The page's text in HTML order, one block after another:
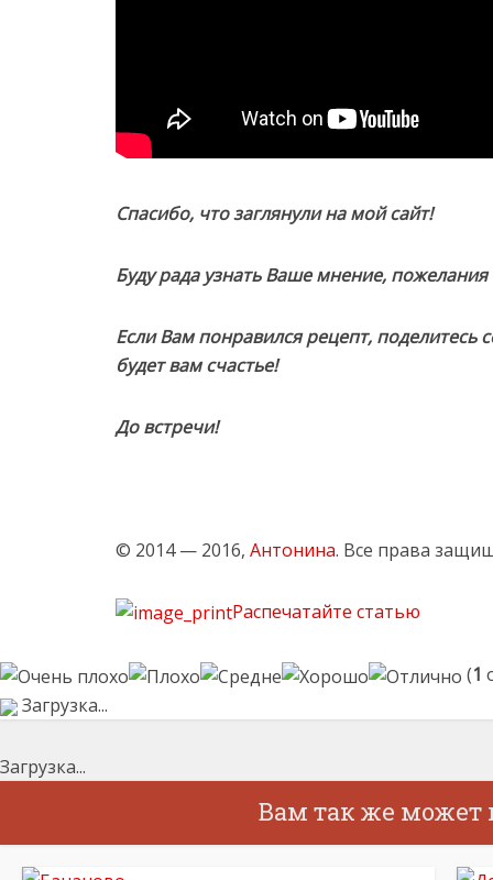
Спасибо, что заглянули на мой сайт!
Буду рада узнать Ваше мнение,
Если Вам понравился рецепт, поделитесь
будет вам счастье!
До встречи!
© 2014 — 2016, Антонина. Все права
Распечатайте статью
(1
Загрузка...
Загрузка...
Вам так же может